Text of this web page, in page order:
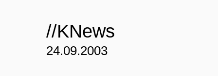
//KNews
24.09.2003